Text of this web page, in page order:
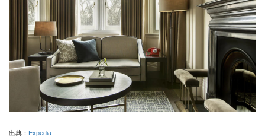
出典： Expedia